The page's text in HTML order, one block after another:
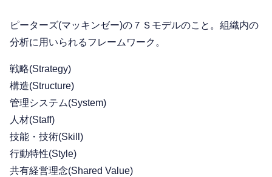
ピーターズ(マッキンゼー)の７Ｓモデルのこと。組織内の
分析に用いられるフレームワーク。
戦略(Strategy)
構造(Structure)
管理システム(System)
人材(Staff)
技能・技術(Skill)
行動特性(Style)
共有経営理念(Shared Value)